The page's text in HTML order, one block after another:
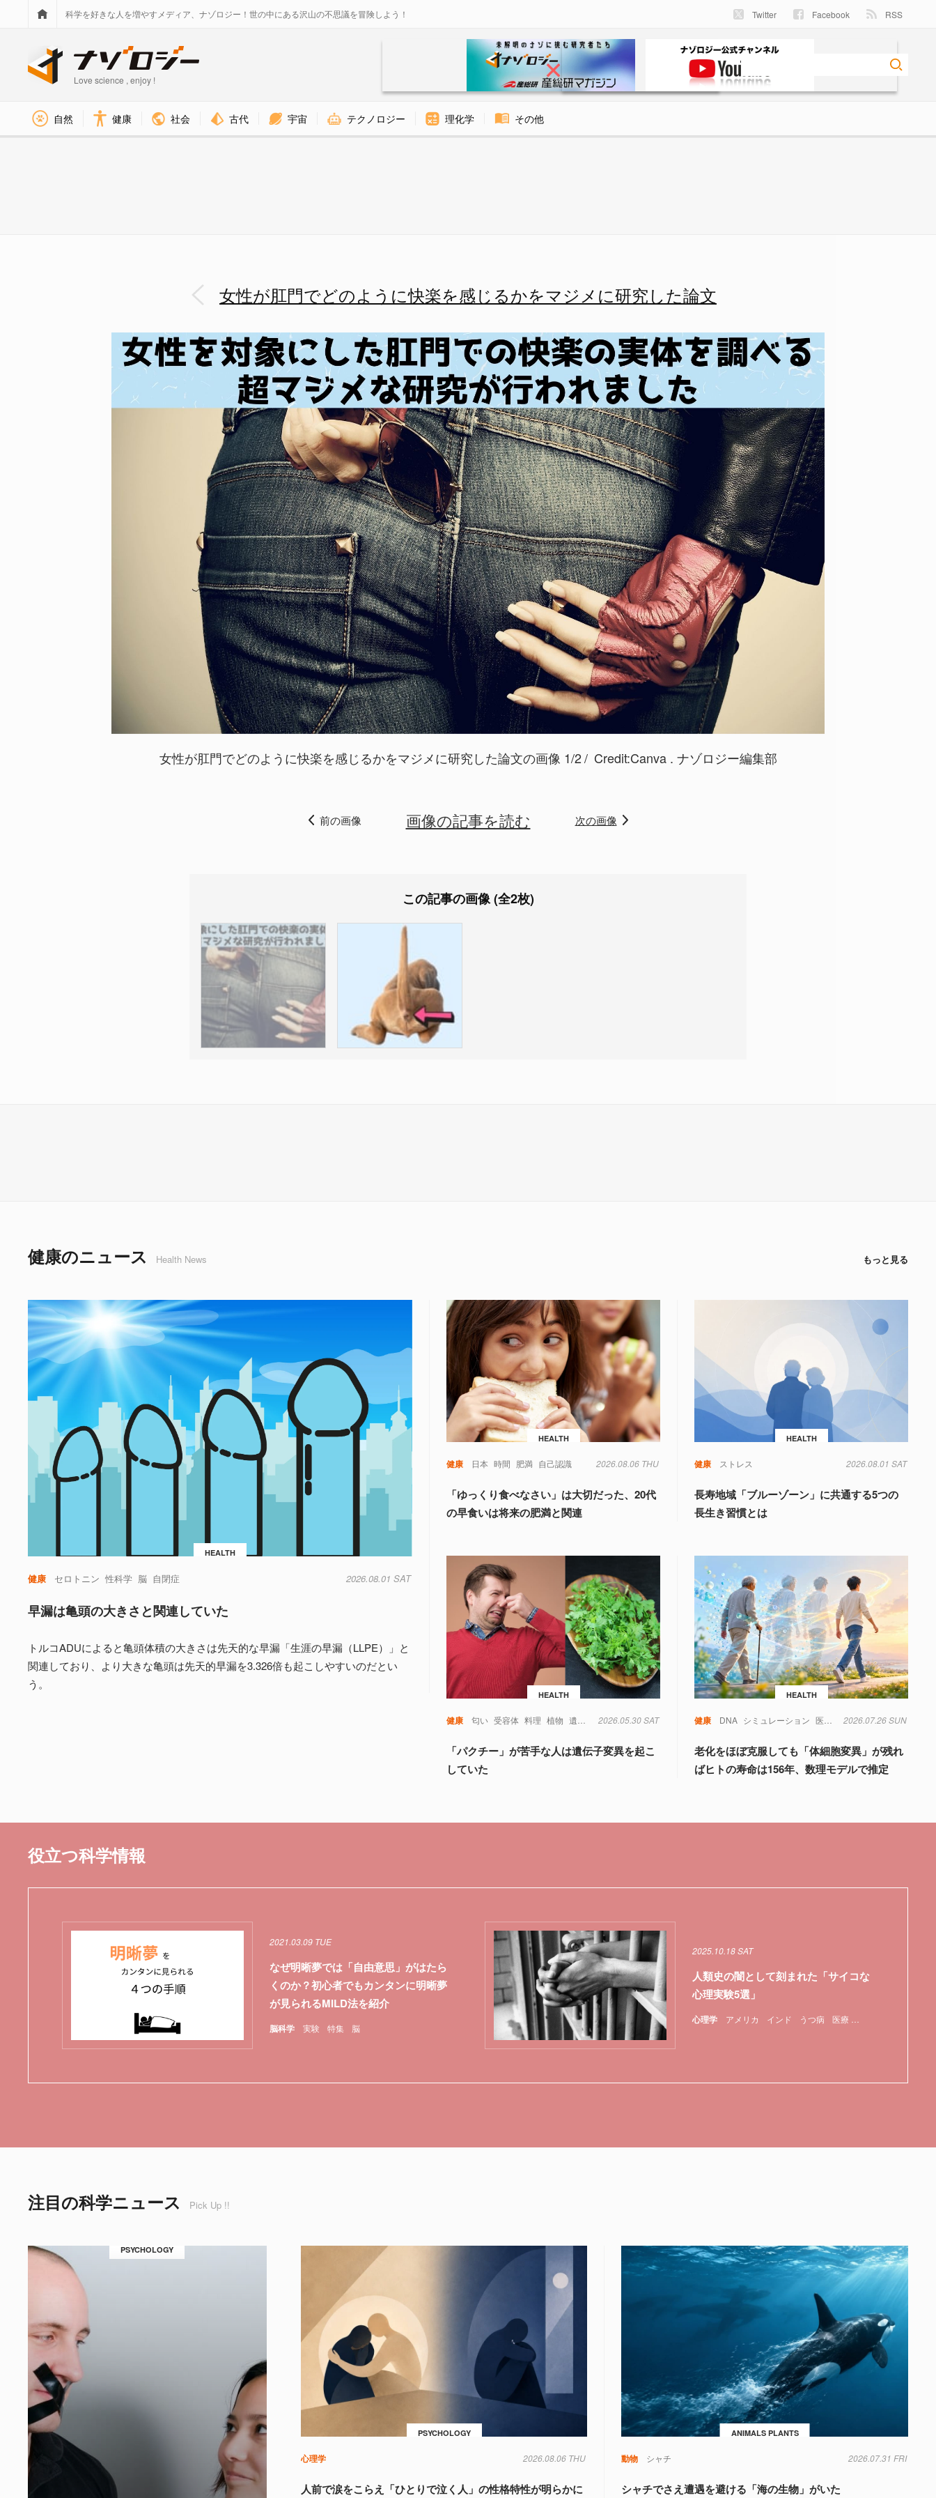
科学を好きな人を増やすメディア、ナゾロジー！世の中にある沢山の不思議を冒険しよう！ Twitter Facebook RSS
Love science , enjoy !
自然 健康 社会 古代 宇宙 テクノロジー 理化学 その他
女性が肛門でどのように快楽を感じるかをマジメに研究した論文
女性が肛門でどのように快楽を感じるかをマジメに研究した論文の画像 1/2 Credit:Canva . ナゾロジー編集部
前の画像 画像の記事を読む 次の画像
この記事の画像 (全2枚)
健康のニュース Health News もっと見る
HEALTH
健康 セロトニン 性科学 脳 自閉症 2026.08.01 SAT
早漏は亀頭の大きさと関連していた
トルコADUによると亀頭体積の大きさは先天的な早漏「生涯の早漏（LLPE）」と
関連しており、より大きな亀頭は先天的早漏を3.326倍も起こしやすいのだとい
う。
HEALTH
健康 日本 時間 肥満 自己認識 2026.08.06 THU
「ゆっくり食べなさい」は大切だった、20代
の早食いは将来の肥満と関連
HEALTH
健康 ストレス 2026.08.01 SAT
長寿地域「ブルーゾーン」に共通する5つの
長生き習慣とは
HEALTH
健康 匂い 受容体 料理 植物 遺伝子 食べ物
2026.05.30 SAT
「パクチー」が苦手な人は遺伝子変異を起こ
していた
HEALTH
健康 DNA シミュレーション 医療 老化 臓器 遺伝子
2026.07.26 SUN
老化をほぼ克服しても「体細胞変異」が残れ
ばヒトの寿命は156年、数理モデルで推定
役立つ科学情報
脳科学 実験 特集 脳
2021.03.09 TUE
なぜ明晰夢では「自由意思」がはたら
くのか？初心者でもカンタンに明晰夢
が見られるMILD法を紹介
心理学 アメリカ インド うつ病 医療
2025.10.18 SAT
人類史の闇として刻まれた「サイコな
心理実験5選」
注目の科学ニュース Pick Up !!
PSYCHOLOGY
PSYCHOLOGY
心理学 2026.08.06 THU
人前で涙をこらえ「ひとりで泣く人」の性格特性が明らかに
ANIMALS PLANTS
動物 シャチ 2026.07.31 FRI
シャチでさえ遭遇を避ける「海の生物」がいた